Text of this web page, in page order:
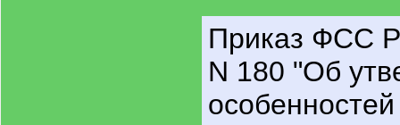
Приказ ФСС
N 180 "Об